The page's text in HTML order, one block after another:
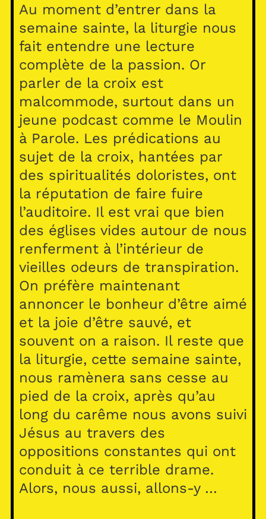
Au moment d’entrer dans la
semaine sainte, la liturgie nous
fait entendre une lecture
complète de la passion. Or
parler de la croix est
malcommode, surtout dans un
jeune podcast comme le Moulin
à Parole. Les prédications au
sujet de la croix, hantées par
des spiritualités doloristes, ont
la réputation de faire fuire
l’auditoire. Il est vrai que bien
des églises vides autour de nous
renferment à l’intérieur de
vieilles odeurs de transpiration.
On préfère maintenant
annoncer le bonheur d’être aimé
et la joie d’être sauvé, et
souvent on a raison. Il reste que
la liturgie, cette semaine sainte,
nous ramènera sans cesse au
pied de la croix, après qu’au
long du carême nous avons suivi
Jésus au travers des
oppositions constantes qui ont
conduit à ce terrible drame.
Alors, nous aussi, allons-y …